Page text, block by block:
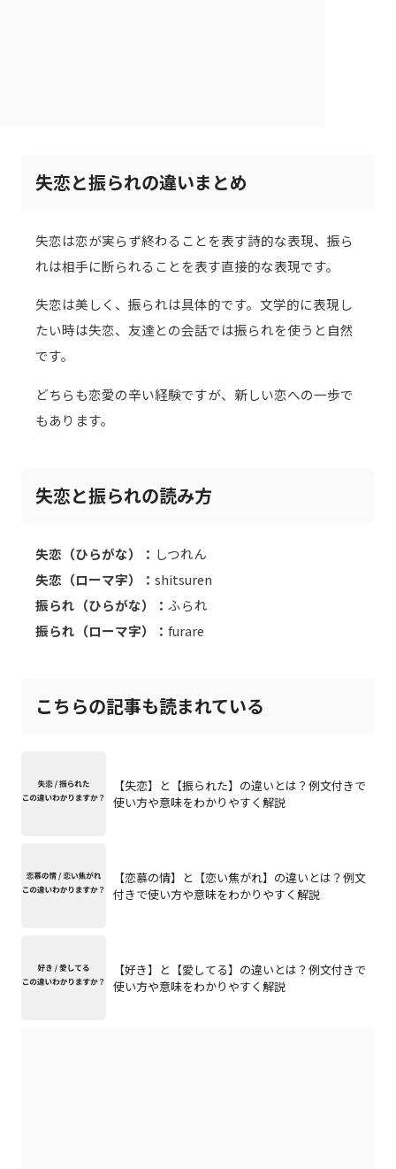
失恋と振られの違いまとめ
失恋は恋が実らず終わることを表す詩的な表現、振ら
れは相手に断られることを表す直接的な表現です。
失恋は美しく、振られは具体的です。文学的に表現し
たい時は失恋、友達との会話では振られを使うと自然
です。
どちらも恋愛の辛い経験ですが、新しい恋への一歩で
もあります。
失恋と振られの読み方
失恋（ひらがな）： しつれん
失恋（ローマ字）： shitsuren
振られ（ひらがな）： ふられ
振られ（ローマ字）： furare
こちらの記事も読まれている
【失恋】と【振られた】の違いとは？例文付きで
使い方や意味をわかりやすく解説
【恋慕の情】と【恋い焦がれ】の違いとは？例文
付きで使い方や意味をわかりやすく解説
【好き】と【愛してる】の違いとは？例文付きで
使い方や意味をわかりやすく解説